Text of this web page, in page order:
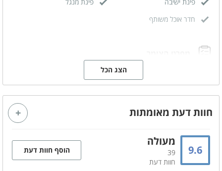
חדר אוכל משותף
מטבחון מאובזר
מזגן
חדר רחצה
קהל יעד
משפחות
הצג הכל
חוות דעת מאומתות
9.6
מעולה
39
חוות דעת
הוסף חוות דעת